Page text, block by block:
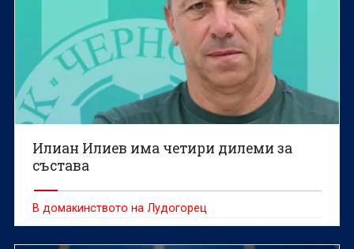
Илиан Илиев има четири дилеми за
състава
В домакинството на Лудогорец